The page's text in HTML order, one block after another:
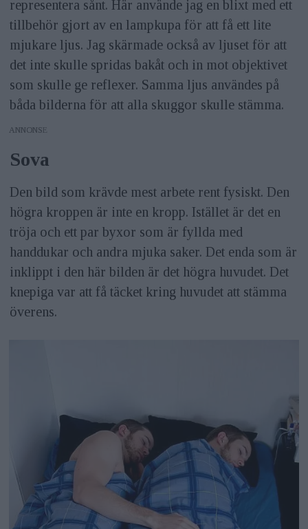
representera sånt. Här använde jag en blixt med ett
tillbehör gjort av en lampkupa för att få ett lite
mjukare ljus. Jag skärmade också av ljuset för att
det inte skulle spridas bakåt och in mot objektivet
som skulle ge reflexer. Samma ljus användes på
båda bilderna för att alla skuggor skulle stämma.
ANNONS
Sova
Den bild som krävde mest arbete rent fysiskt. Den
högra kroppen är inte en kropp. Istället är det en
tröja och ett par byxor som är fyllda med
handdukar och andra mjuka saker. Det enda som är
inklippt i den här bilden är det högra huvudet. Det
knepiga var att få täcket kring huvudet att stämma
överens.